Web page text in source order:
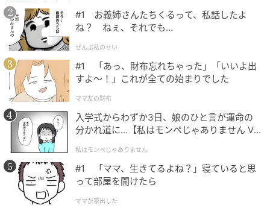
『コンビニ兄弟 テンダネス門司港こがね村店』は、基
本的に1話完結方式で、毎回生じる登場人物の悩みやト
ラブルが、ミツとツギによって解決されていく。同時
に、ドラマ全体を通して、ミツやツギの“謎めいた背
景”が少しずつ紐解かれていくのも見どころ。
第5話までに、志波家には樹恵琉（嵐莉菜）という末っ
子の妹がいることが描かれた。今後は、長男の一彦
（加藤シゲアキ）が登場することが発表されている。
公式サイトによると、一彦は“達観した仙人のような雰
囲気”とのこと。“天下無敵の美少女”樹恵琉や、一彦
が、ミツとツギの物語にどのように絡んでくるのか、
#1 お義姉さんたちくるって、私話したよ
ね？ ねぇ、それでも…
ぜんぶ私のせい
#1 「あっ、財布忘れちゃった」「いいよ出
すよ〜！」これが全ての始まりでした
ママ友の財布
入学式からわずか3日、娘のひと言が運命の
分かれ道に…【私はモンペじゃありません Vo
私はモンペじゃありません
#1 「ママ、生きてるよね？」寝ていると思
って部屋を開けたら
ママが家出した